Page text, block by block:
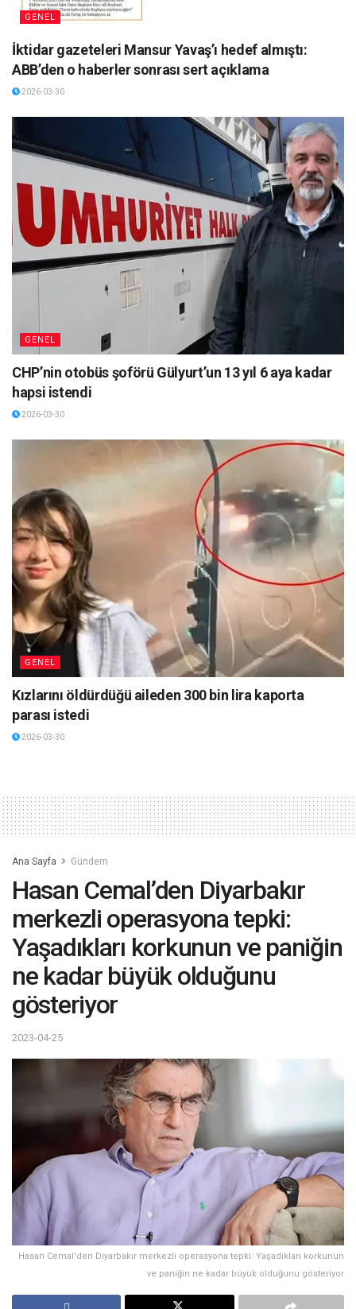
GENEL
İktidar gazeteleri Mansur Yavaş’ı hedef almıştı:
ABB’den o haberler sonrası sert açıklama
2026-03-30
GENEL
CHP’nin otobüs şoförü Gülyurt’un 13 yıl 6 aya kadar
hapsi istendi
2026-03-30
GENEL
Kızlarını öldürdüğü aileden 300 bin lira kaporta
parası istedi
2026-03-30
Ana Sayfa Gündem
Hasan Cemal’den Diyarbakır
merkezli operasyona tepki:
Yaşadıkları korkunun ve paniğin
ne kadar büyük olduğunu
gösteriyor
2023-04-25
Hasan Cemal'den Diyarbakır merkezli operasyona tepki: Yaşadıkları korkunun
ve paniğin ne kadar büyük olduğunu gösteriyor